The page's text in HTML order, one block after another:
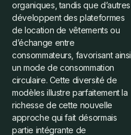
organiques, tandis que d’autres
développent des plateformes
de location de vêtements ou
d’échange entre
consommateurs, favorisant ainsi
un mode de consommation
circulaire. Cette diversité de
modèles illustre parfaitement la
richesse de cette nouvelle
approche qui fait désormais
partie intégrante de